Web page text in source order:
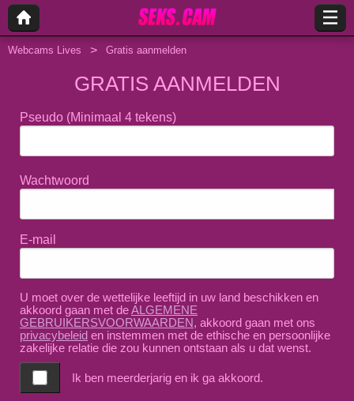
Webcams Lives Gratis aanmelden
GRATIS AANMELDEN
Pseudo (Minimaal 4 tekens)
Wachtwoord
E-mail
U moet over de wettelijke leeftijd in uw land beschikken en
akkoord gaan met deALGEMENE
GEBRUIKERSVOORWAARDEN, akkoord gaan met ons
privacybeleid en instemmen met de ethische en persoonlijke
zakelijke relatie die zou kunnen ontstaan als u dat wenst.
Ik ben meerderjarig en ik ga akkoord.